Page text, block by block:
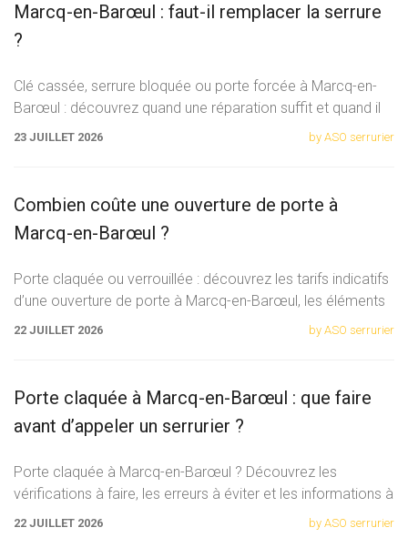
Marcq-en-Barœul : faut-il remplacer la serrure
?
Clé cassée, serrure bloquée ou porte forcée à Marcq-en-
Barœul : découvrez quand une réparation suffit et quand il
faut remplacer le cylindre ou toute la serrure.
23 JUILLET 2026 by ASO serrurier
Combien coûte une ouverture de porte à
Marcq-en-Barœul ?
Porte claquée ou verrouillée : découvrez les tarifs indicatifs
d’une ouverture de porte à Marcq-en-Barœul, les éléments
qui font varier le prix et les précautions à prendre avant
22 JUILLET 2026 by ASO serrurier
Porte claquée à Marcq-en-Barœul : que faire
avant d’appeler un serrurier ?
Porte claquée à Marcq-en-Barœul ? Découvrez les
vérifications à faire, les erreurs à éviter et les informations à
préparer avant d’appeler un serrurier.
22 JUILLET 2026 by ASO serrurier